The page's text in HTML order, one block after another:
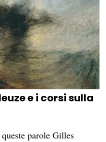
e i corsi sulla
parole Gilles